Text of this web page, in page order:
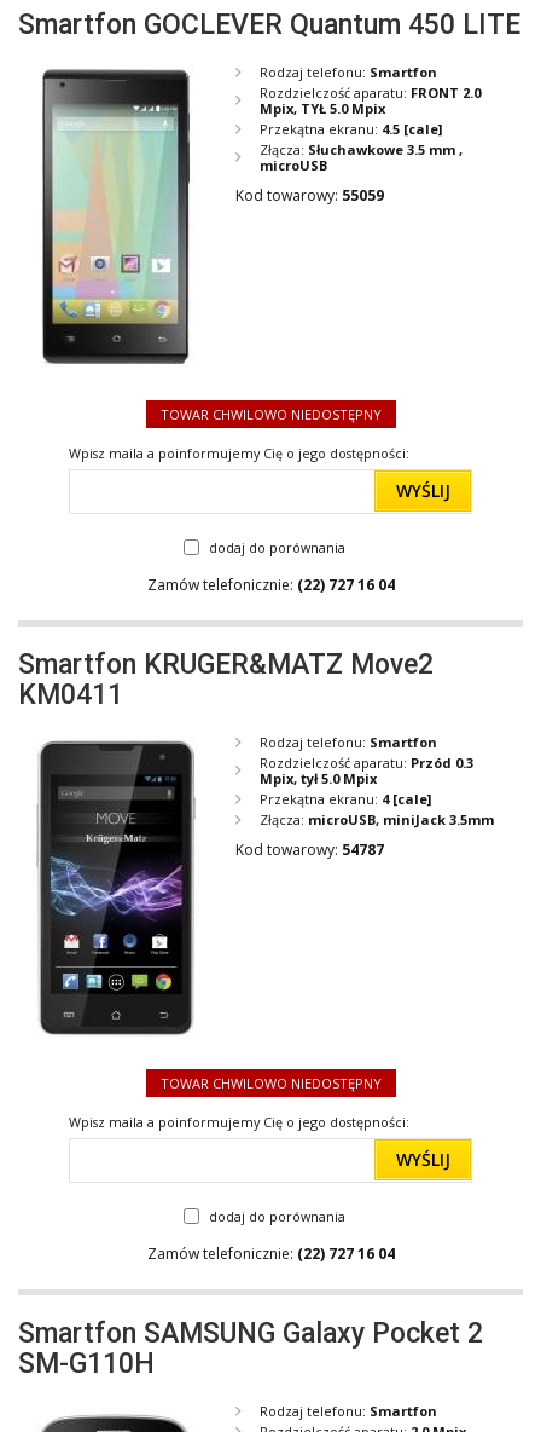
Smartfon GOCLEVER Quantum 450 LITE
Rodzaj telefonu: Smartfon
Rozdzielczość aparatu: FRONT 2.0
Mpix, TYŁ 5.0 Mpix
Przekątna ekranu: 4.5 [cale]
Złącza: Słuchawkowe 3.5 mm ,
microUSB
Kod towarowy: 55059
TOWAR CHWILOWO NIEDOSTĘPNY
Wpisz maila a poinformujemy Cię o jego dostępności:
WYŚLIJ
dodaj do porównania
Zamów telefonicznie: (22) 727 16 04
Smartfon KRUGER&MATZ Move2
KM0411
Rodzaj telefonu: Smartfon
Rozdzielczość aparatu: Przód 0.3
Mpix, tył 5.0 Mpix
Przekątna ekranu: 4 [cale]
Złącza: microUSB, miniJack 3.5mm
Kod towarowy: 54787
TOWAR CHWILOWO NIEDOSTĘPNY
Wpisz maila a poinformujemy Cię o jego dostępności:
WYŚLIJ
dodaj do porównania
Zamów telefonicznie: (22) 727 16 04
Smartfon SAMSUNG Galaxy Pocket 2
SM-G110H
Rodzaj telefonu: Smartfon